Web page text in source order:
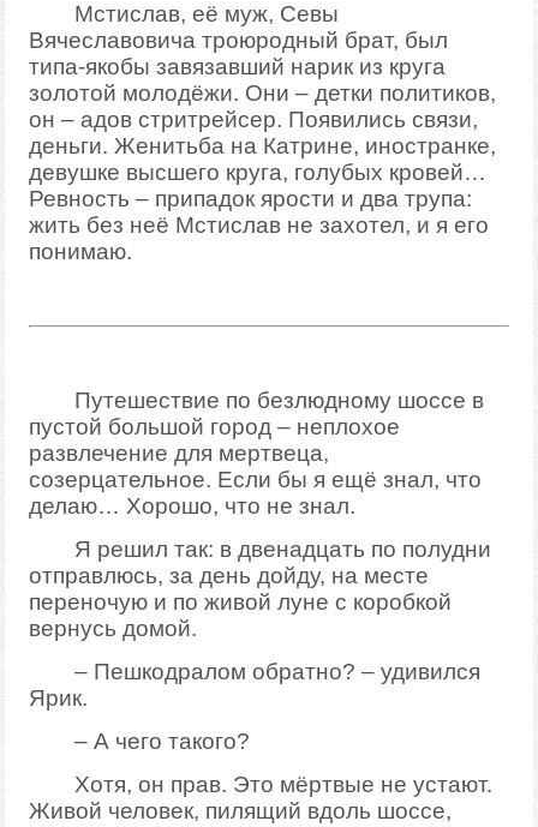
Мстислав, её муж, Севы
Вячеславовича троюродный брат, был
типа-якобы завязавший нарик из круга
золотой молодёжи. Они – детки политиков,
он – адов стритрейсер. Появились связи,
деньги. Женитьба на Катрине, иностранке,
девушке высшего круга, голубых кровей…
Ревность – припадок ярости и два трупа:
жить без неё Мстислав не захотел, и я его
понимаю.
Путешествие по безлюдному шоссе в
пустой большой город – неплохое
развлечение для мертвеца,
созерцательное. Если бы я ещё знал, что
делаю… Хорошо, что не знал.
Я решил так: в двенадцать по полудни
отправлюсь, за день дойду, на месте
переночую и по живой луне с коробкой
вернусь домой.
– Пешкодралом обратно? – удивился
Ярик.
– А чего такого?
Хотя, он прав. Это мёртвые не устают.
Живой человек, пилящий вдоль шоссе,